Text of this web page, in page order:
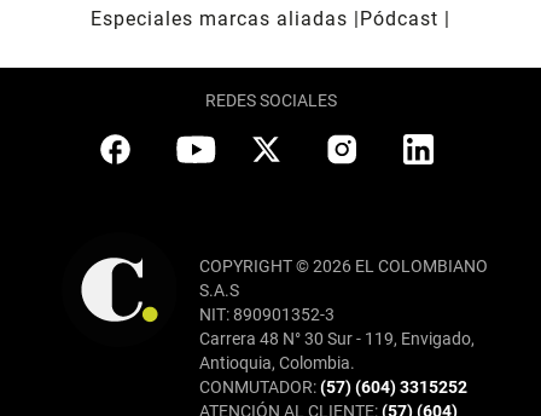
Especiales marcas aliadas
Pódcast
REDES SOCIALES
COPYRIGHT © 2026 EL COLOMBIANO
S.A.S
NIT: 890901352-3
Carrera 48 N° 30 Sur - 119, Envigado,
Antioquia, Colombia.
CONMUTADOR:(57) (604) 3315252
ATENCIÓN AL CLIENTE:(57) (604)